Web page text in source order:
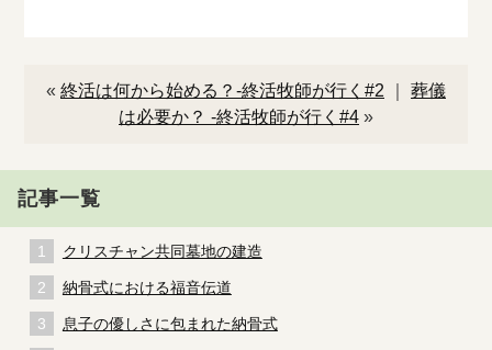
« 終活は何から始める？-終活牧師が行く#2
葬儀
は必要か？ -終活牧師が行く#4 »
記事一覧
クリスチャン共同墓地の建造
納骨式における福音伝道
息子の優しさに包まれた納骨式